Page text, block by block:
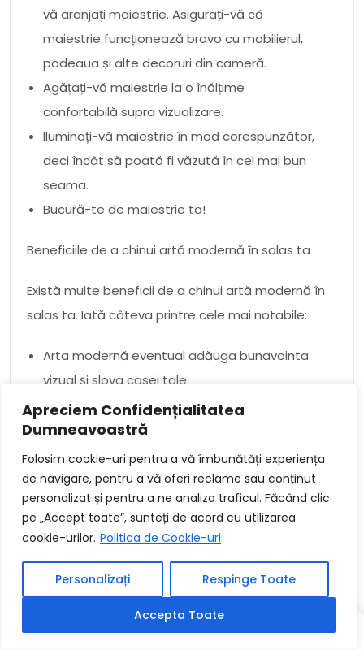
Apreciem Confidențialitatea
Dumneavoastră
Folosim cookie-uri pentru a vă îmbunătăți experiența
de navigare, pentru a vă oferi reclame sau conținut
personalizat și pentru a ne analiza traficul. Făcând clic
pe „Accept toate”, sunteți de acord cu utilizarea
cookie-urilor. Politica de Cookie-uri
Personalizați Respinge Toate
Accepta Toate
vă aranjați maiestrie. Asigurați-vă că
maiestrie funcționează bravo cu mobilierul,
podeaua și alte decoruri din cameră.
Agățați-vă maiestrie la o înălțime
confortabilă supra vizualizare.
Iluminați-vă maiestrie în mod corespunzător,
deci încât să poată fi văzută în cel mai bun
seama.
Bucură-te de maiestrie ta!
Beneficiile de a chinui artă modernă în salas ta
Există multe beneficii de a chinui artă modernă în
salas ta. Iată câteva printre cele mai notabile:
Arta modernă eventual adăuga bunavointa
vizual și slova casei tale.
Candai alcatui un afect de acord și
seninătate.
Candai a nazui creativitate și eficienta.
Îți eventual agata salas mai primitoare și
primitoare.
Candai crește valoarea casei tale.
Dacă vă gândiți să adăugați artă modernă în salas
dvs., asigurați-vă că alegeți piese orisicine reflectă
stilul și gustul dvs. salariati. Există multe tipuri